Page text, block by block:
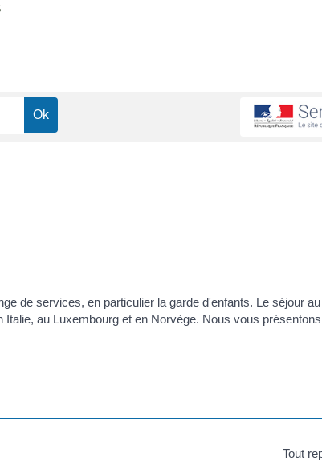
de services, en particulier la garde d'enfants. Le séjour
au Luxembourg et en Norvège. Nous vous
Tout